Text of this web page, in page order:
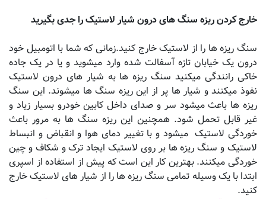
خارج کردن ریزه سنگ های درون شیار لاستیک را جدی بگیرید
سنگ ریزه ها را از لاستیک خارج کنید.زمانی که شما با اتومبیل خود
درون یک خیابان تازه آسفالت شده وارد میشوید و یا در یک جاده
خاکی رانندگی میکنید سنگ ریزه ها به شیار های درون لاستیک
نفوذ میکنند و شیار ها پر از این ریزه سنگ ها میشوند. این سنگ
ریزه ها باعث میشود سر و صدای داخل کابین خودرو بسیار زیاد و
غیر قابل تحمل شود. همچنین این ریزه سنگ ها به مرور باعث
خوردگی لاستیک میشود و با تغییر دمای هوا و انقباض و انبساط
لاستیک و سنگ ریزه ها بر روی لاستیک ایجاد ترک و شکاف و چین
خوردگی میکنند. بهترین کار این است که پیش از استفاده از اسپری
ابتدا با یک وسیله تمامی سنگ ریزه ها را از شیار های لاستیک خارج
کنید.